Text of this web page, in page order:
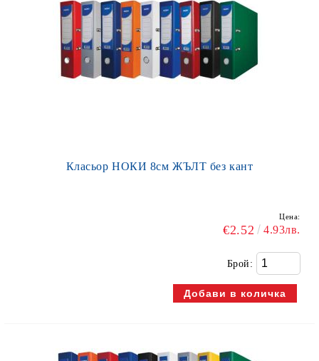
Класьор НОКИ 8см ЖЪЛТ без кант
Цена:
€2.52 4.93лв.
Брой: